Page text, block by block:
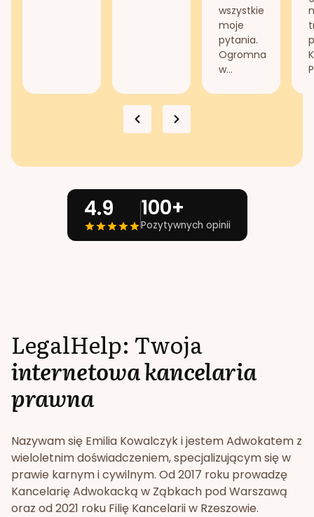
wszystkie
moje
pytania.
Ogromna
w...
4.9 100+
Pozytywnych opinii
LegalHelp: Twoja
internetowa kancelaria
prawna
Nazywam się Emilia Kowalczyk i jestem Adwokatem z
wieloletnim doświadczeniem, specjalizującym się w
prawie karnym i cywilnym. Od 2017 roku prowadzę
Kancelarię Adwokacką w Ząbkach pod Warszawą
oraz od 2021 roku Filię Kancelarii w Rzeszowie.